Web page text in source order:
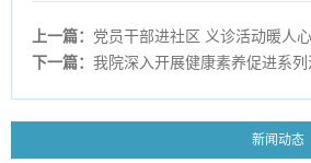
上一篇： 党员干部进社区 义诊活动暖人心
下一篇：我院深入开展健康素养促进系列
新闻动态